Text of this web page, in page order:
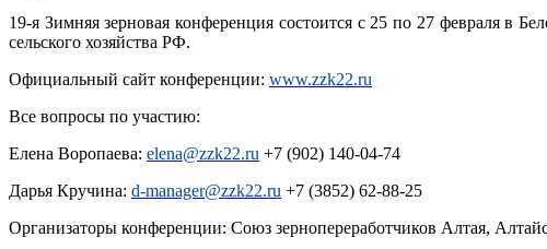
19-я Зимняя зерновая конференция состоится с 25 по 27 февраля в
сельского хозяйства РФ.
Официальный сайт конференции: www.zzk22.ru
Все вопросы по участию:
Елена Воропаева: elena@zzk22.ru +7 (902) 140-04-74
Дарья Кручина: d-manager@zzk22.ru +7 (3852) 62-88-25
Организаторы конференции: Союз зернопереработчиков Алтая,